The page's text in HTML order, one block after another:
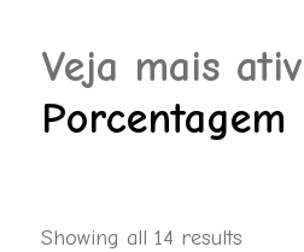
Veja mais
Porcentagem
Showing all 14 results